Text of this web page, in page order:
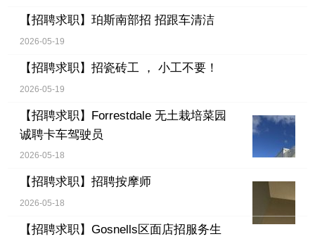
【招聘求职】 珀斯南部招 招跟车清洁
2026-05-19
【招聘求职】 招瓷砖工 ， 小工不要！
2026-05-19
【招聘求职】 Forrestdale 无土栽培菜园
诚聘卡车驾驶员
2026-05-18
【招聘求职】 招聘按摩师
2026-05-18
【招聘求职】 Gosnells区面店招服务生